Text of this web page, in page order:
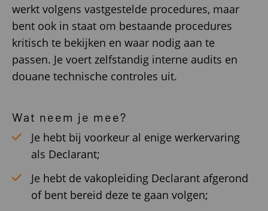
werkt volgens vastgestelde procedures, maar
bent ook in staat om bestaande procedures
kritisch te bekijken en waar nodig aan te
passen. Je voert zelfstandig interne audits en
douane technische controles uit.
Wat neem je mee?
Je hebt bij voorkeur al enige werkervaring
als Declarant;
Je hebt de vakopleiding Declarant afgerond
of bent bereid deze te gaan volgen;